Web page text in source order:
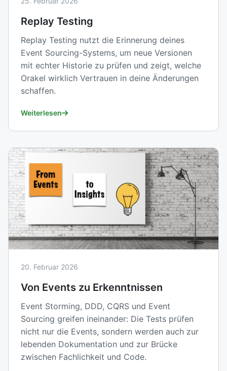
Replay Testing
Replay Testing nutzt die Erinnerung deines
Event Sourcing-Systems, um neue Versionen
mit echter Historie zu prüfen und zeigt, welche
Orakel wirklich Vertrauen in deine Änderungen
schaffen.
Weiterlesen
20. Februar 2026
Von Events zu Erkenntnissen
Event Storming, DDD, CQRS und Event
Sourcing greifen ineinander: Die Tests prüfen
nicht nur die Events, sondern werden auch zur
lebenden Dokumentation und zur Brücke
zwischen Fachlichkeit und Code.